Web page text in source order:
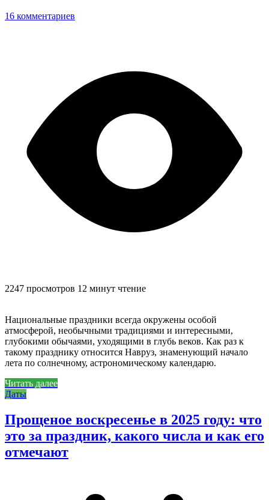
16 комментариев
2247 просмотров 12 минут чтение
Национальные праздники всегда окружены особой
атмосферой, необычными традициями и интересными,
глубокими обычаями, уходящими в глубь веков. Как раз к
такому празднику относится Навруз, знаменующий начало
лета по солнечному, астрономическому календарю.
Читать далее
Даты
Прощеное воскресенье в 2025 году: что
это за праздник, какого числа и как его
отмечают